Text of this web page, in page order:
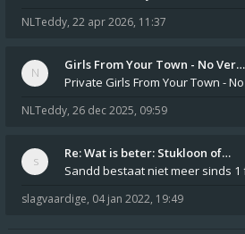
NLTeddy, 22 apr 2026, 11:37
Girls From Your Town - No Ver…
NLTeddy, 26 dec 2025, 09:59
Re: Wat is beter: Stukloon of…
Sandd bestaat niet meer sinds 1
slagvaardige, 04 jan 2022, 19:49